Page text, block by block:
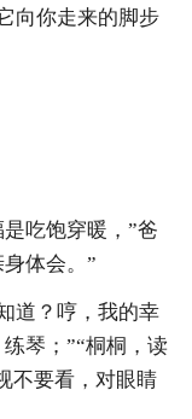
向你走来的脚步
吃饱穿暖，”爸
体会。”
道？哼，我的幸
琴；”“桐桐，读
不要看，对眼睛